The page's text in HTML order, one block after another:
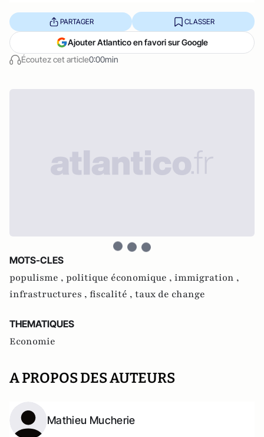
Écoutez cet article0:00min
PARTAGER CLASSER
Ajouter Atlantico en favori sur Google
MOTS-CLES
populisme , politique économique , immigration ,
infrastructures , fiscalité , taux de change
THEMATIQUES
Economie
A PROPOS DES AUTEURS
Mathieu Mucherie